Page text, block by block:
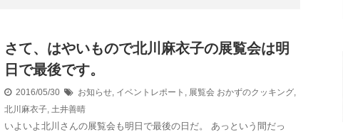
さて、はやいもので北川麻衣子の展覧会は明
日で最後です。
2016/05/30 お知らせ, イベントレポート , 展覧会 おかずのクッキング,
北川麻衣子, 土井善晴
いよいよ北川さんの展覧会も明日で最後の日だ。 あっという間だっ